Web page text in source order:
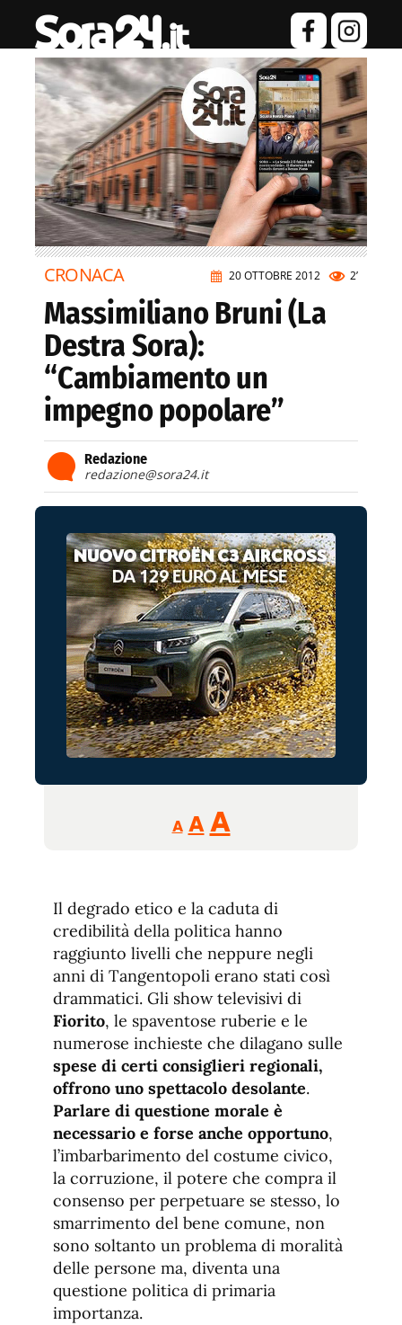
20 OTTOBRE 2012 2’
CRONACA
Massimiliano Bruni (La
Destra Sora):
“Cambiamento un
impegno popolare”
Redazione
redazione@sora24.it
A
Reducir
tamaño
A Restablecer
fuente
AAumentar
de
fuente.
Il degrado etico e la caduta di
credibilità della politica hanno
raggiunto livelli che neppure negli
anni di Tangentopoli erano stati così
drammatici. Gli show televisivi di
Fiorito, le spaventose ruberie e le
numerose inchieste che dilagano sulle
spese di certi consiglieri regionali,
offrono uno spettacolo desolante.
Parlare di questione morale è
necessario e forse anche opportuno,
l’imbarbarimento del costume civico,
la corruzione, il potere che compra il
consenso per perpetuare se stesso, lo
smarrimento del bene comune, non
sono soltanto un problema di moralità
delle persone ma, diventa una
questione politica di primaria
importanza.